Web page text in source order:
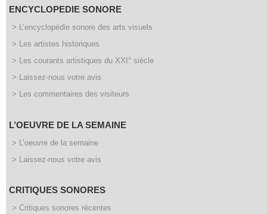
ENCYCLOPEDIE SONORE
> L’encyclopédie sonore des arts visuels
> Les artistes historiques
> Les courants artistiques du XXI° siècle
> Laissez-nous votre avis
> Les commentaires des visiteurs
L’OEUVRE DE LA SEMAINE
> L’oeuvre de la semaine
> Laissez-nous votre avis
CRITIQUES SONORES
> Critiques sonores récentes